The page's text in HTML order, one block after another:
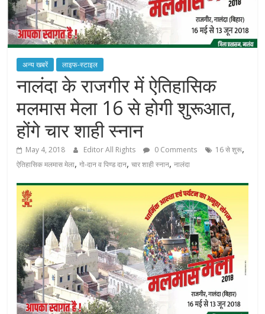
अन्य खबरें लाइफ-स्टाइल
नालंदा के राजगीर में ऐतिहासिक
मलमास मेला 16 से होगी शुरूआत,
होंगे चार शाही स्नान
May 4, 2018 Editor All Rights 0 Comments 16 से शुरू,
ऐतिहासिक मलमास मेला,गो-दान व पिण्ड दान,चार शाही स्नान,नालंदा